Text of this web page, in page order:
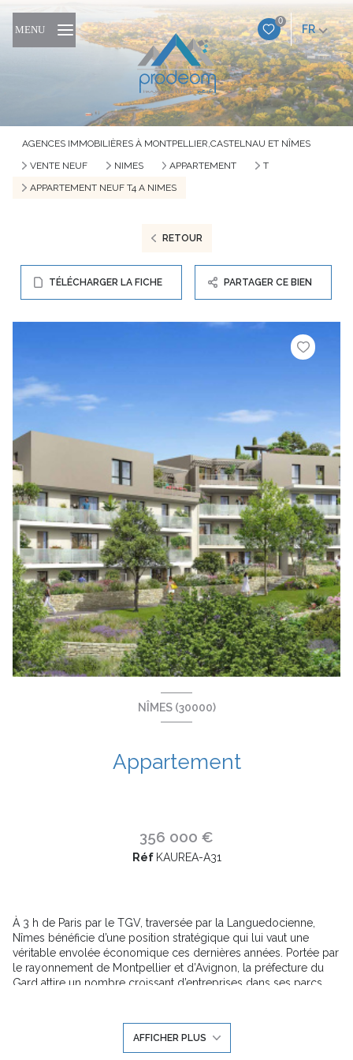
0
FR
MENU
AGENCES IMMOBILIÈRES À MONTPELLIER,CASTELNAU ET NÎMES
VENTE NEUF
NIMES APPARTEMENT
T
APPARTEMENT NEUF T4 A NIMES
RETOUR
TÉLÉCHARGER LA FICHE PARTAGER CE BIEN
NÎMES (30000)
Appartement
356 000 €
Réf KAUREA-A31
À 3 h de Paris par le TGV, traversée par la Languedocienne,
Nîmes bénéficie d’une position stratégique qui lui vaut une
véritable envolée économique ces dernières années. Portée par
le rayonnement de Montpellier et d’Avignon, la préfecture du
Gard attire un nombre croissant d’entreprises dans ses parcs
technologies, la ZFU Pissevin Valdegour, etc. Ville d’avenir, la
cité romaine ajoute à son patrimoine un superbe Palais des
AFFICHER PLUS